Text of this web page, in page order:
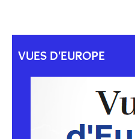
VUES D'EUROPE